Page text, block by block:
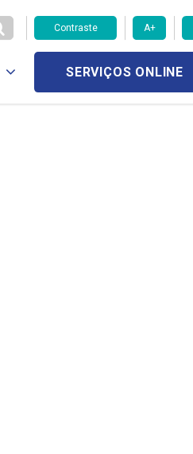
Contraste A+
SERVIÇOS ONLINE